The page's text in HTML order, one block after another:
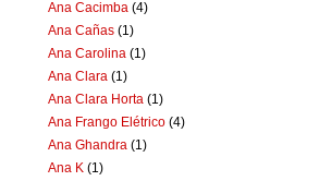
Ana Cacimba (4)
Ana Cañas (1)
Ana Carolina (1)
Ana Clara (1)
Ana Clara Horta (1)
Ana Frango Elétrico (4)
Ana Ghandra (1)
Ana K (1)